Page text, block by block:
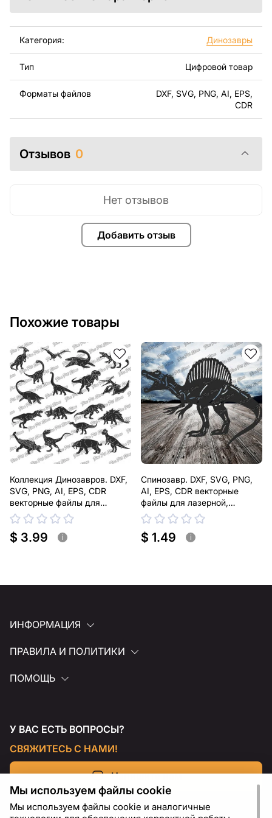
другого программного обеспечения для векторных
Используя файлы, листовой металл и оборудование
изделие самостоятельно. Чертежи созданы с учетом
могли наслаждаться процессом работы над вашим
Вы можете использовать файлы для создания
готовых изделий как для личного, так и для
коммерческого использования, включая продажу
Подчеркиваем, что перепродажа и распространение
этих оригинальных или отредактированных файлов
За дополнительную плату мы можем добавить любой
с нами.
Если у вас остались вопросы или вам нужна помощь,
свяжитесь с нами в любое время, мы всегда готовы
помочь.
Категория: Динозавры
Тип Цифровой товар
Форматы файлов
DXF, SVG, PNG, AI, EPS,
CDR
Отзывов 0
Добавить отзыв
Нет отзывов
Похожие товары
Коллекция Динозавров. DXF,
SVG, PNG, AI, EPS, CDR
векторные файлы для
лазерной, плазменной резки
$ 3.99 i
Спинозавр. DXF, SVG, PNG,
AI, EPS, CDR векторные
файлы для лазерной,
плазменной резки
$ 1.49 i
ИНФОРМАЦИЯ
ПРАВИЛА И ПОЛИТИКИ
ПОМОЩЬ
У ВАС ЕСТЬ ВОПРОСЫ?
СВЯЖИТЕСЬ С НАМИ!
Напишите нам
Мы используем файлы cookie
Мы используем файлы cookie и аналогичные